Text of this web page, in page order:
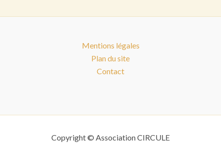
Mentions légales
Plan du site
Contact
Copyright © Association CIRCULE